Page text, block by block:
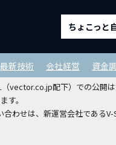
グスホールディングスから
vector.co.jp配下）での公
す。
わせは、新運営会社である
ちょこっと
最新技術 会社経営 資金